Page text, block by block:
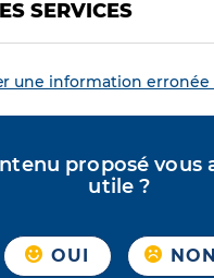
SERVICES
une information erronée
proposé vous
utile ?
OUI NON